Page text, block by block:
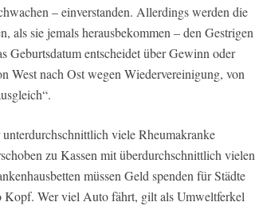
– einverstanden. Allerdings werden die
als sie jemals herausbekommen – den Gestrigen
Geburtsdatum entscheidet über Gewinn oder
West nach Ost wegen Wiedervereinigung, von
viele Rheumakranke
zu Kassen mit überdurchschnittlich vielen
müssen Geld spenden für Städte
Wer viel Auto fährt, gilt als Umweltferkel